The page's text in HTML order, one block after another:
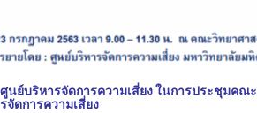
นย์บริหารจัดการความเสี่ยง ในการประชุมคณะ
จัดการความเสี่ยง